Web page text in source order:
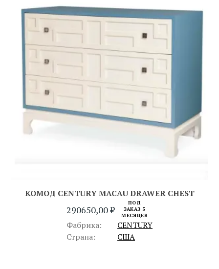
КОМОД CENTURY MACAU DRAWER CHEST
290650,00₽
ПОД
ЗАКАЗ 5
МЕСЯЦЕВ
Фабрика:
CENTURY
Страна:
США